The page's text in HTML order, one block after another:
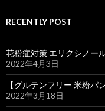
RECENTLY POST
花粉症対策 エリクシノー
2022年4月3日
【グルテンフリー 米粉
2022年3月18日